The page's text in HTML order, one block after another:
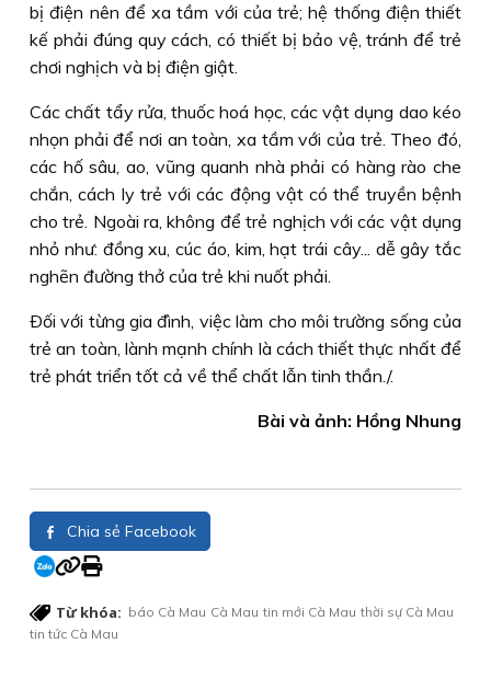
bị điện nên để xa tầm với của trẻ; hệ thống điện thiết
kế phải đúng quy cách, có thiết bị bảo vệ, tránh để trẻ
chơi nghịch và bị điện giật.
Các chất tẩy rửa, thuốc hoá học, các vật dụng dao kéo
nhọn phải để nơi an toàn, xa tầm với của trẻ. Theo đó,
các hố sâu, ao, vũng quanh nhà phải có hàng rào che
chắn, cách ly trẻ với các động vật có thể truyền bệnh
cho trẻ. Ngoài ra, không để trẻ nghịch với các vật dụng
nhỏ như: đồng xu, cúc áo, kim, hạt trái cây... dễ gây tắc
nghẽn đường thở của trẻ khi nuốt phải.
Ðối với từng gia đình, việc làm cho môi trường sống của
trẻ an toàn, lành mạnh chính là cách thiết thực nhất để
trẻ phát triển tốt cả về thể chất lẫn tinh thần./.
Bài và ảnh: Hồng Nhung
Chia sẻ Facebook
Từ khóa: báo Cà Mau Cà Mau tin mới Cà Mau thời sự Cà Mau
tin tức Cà Mau